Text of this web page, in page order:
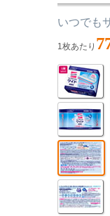
いつでも
1枚あたり